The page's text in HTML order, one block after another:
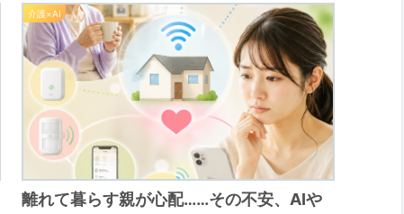
介護×AI
離れて暮らす親が心配……その不安、AIや